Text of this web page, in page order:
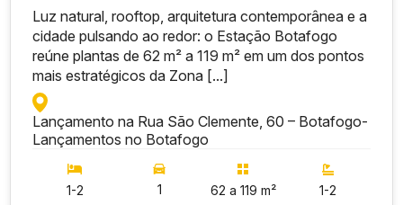
Luz natural, rooftop, arquitetura contemporânea e a
cidade pulsando ao redor: o Estação Botafogo
reúne plantas de 62 m² a 119 m² em um dos pontos
mais estratégicos da Zona [...]
Lançamento na Rua São Clemente, 60 – Botafogo-
Lançamentos no Botafogo
1-2 1 62 a 119 m² 1-2